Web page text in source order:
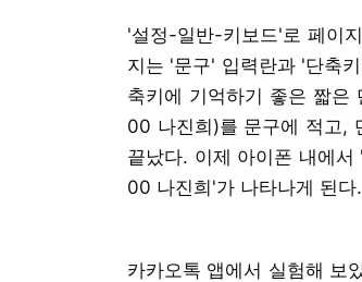
'설정-일반-키보드'로 페이
지는 '문구' 입력란과 '단축
축키에 기억하기 좋은 짧
00 나진희)를 문구에 적고,
끝났다. 이제 아이폰 내에
00 나진희'가 나타나게 된다.
카카오톡 앱에서 실험해 보